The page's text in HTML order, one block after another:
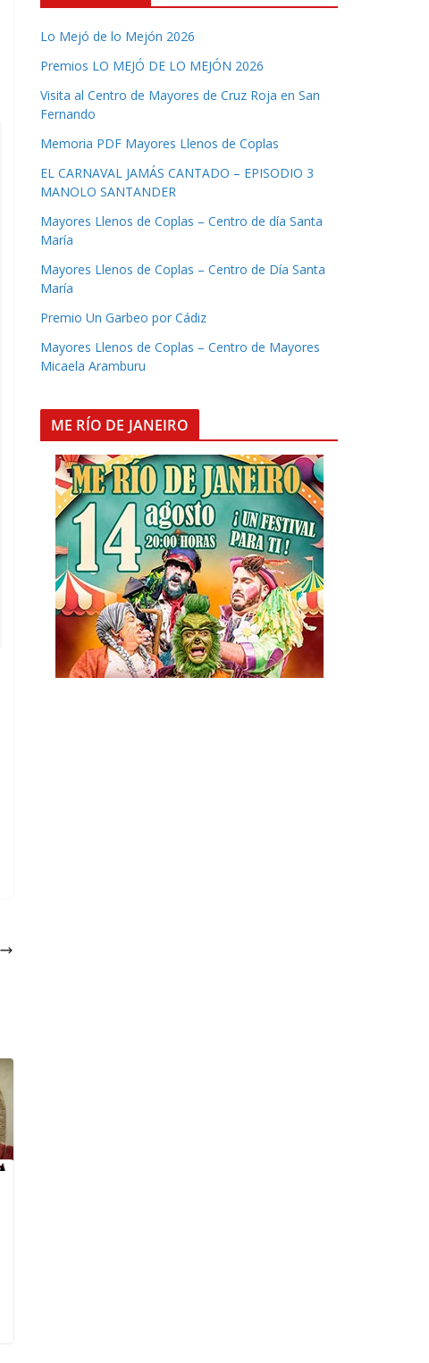
Lo Mejó de lo Mejón 2026
Premios LO MEJÓ DE LO MEJÓN 2026
Visita al Centro de Mayores de Cruz Roja en San
Fernando
Memoria PDF Mayores Llenos de Coplas
EL CARNAVAL JAMÁS CANTADO – EPISODIO 3
MANOLO SANTANDER
Mayores Llenos de Coplas – Centro de día Santa
María
Mayores Llenos de Coplas – Centro de Día Santa
María
Premio Un Garbeo por Cádiz
Mayores Llenos de Coplas – Centro de Mayores
Micaela Aramburu
ME RÍO DE JANEIRO